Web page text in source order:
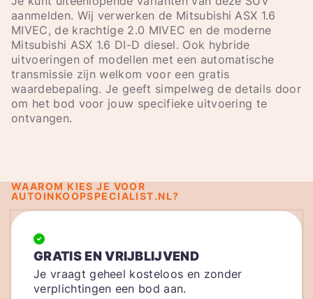
aanmelden. Wij verwerken de Mitsubishi ASX 1.6
MIVEC, de krachtige 2.0 MIVEC en de moderne
Mitsubishi ASX 1.6 DI-D diesel. Ook hybride
uitvoeringen of modellen met een automatische
transmissie zijn welkom voor een gratis
waardebepaling. Je geeft simpelweg de details door
om het bod voor jouw specifieke uitvoering te
ontvangen.
WAAROM KIES JE VOOR
AUTOINKOOPSPECIALIST.NL?
GRATIS EN VRIJBLIJVEND
Je vraagt geheel kosteloos en zonder
verplichtingen een bod aan.